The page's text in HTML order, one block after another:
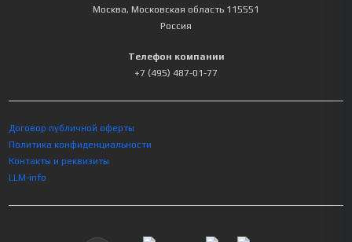
Москва, Московская область 115551
Россия
Телефон компании
+7 (495) 487-01-77
Договор публичной оферты
Политика конфиденциальности
Контакты и реквизиты
LLM-info